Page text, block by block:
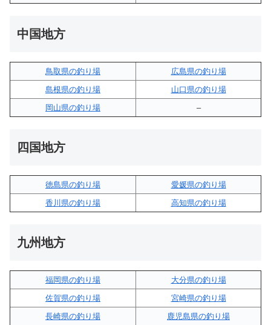
中国地方
鳥取県の釣り場
広島県の釣り場
島根県の釣り場
山口県の釣り場
岡山県の釣り場
–
四国地方
徳島県の釣り場
愛媛県の釣り場
香川県の釣り場
高知県の釣り場
九州地方
福岡県の釣り場
大分県の釣り場
佐賀県の釣り場
宮崎県の釣り場
長崎県の釣り場
鹿児島県の釣り場